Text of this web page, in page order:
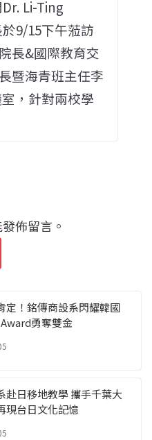
Li-Ting
9/15下午蒞訪
長&國際教育交
暨海青班主任李
，針對兩校學
佈留言。
定！銘傳商設系閃耀韓國
勇奪雙金
赴日移地教學 攜手千葉大
現台日文化記憶